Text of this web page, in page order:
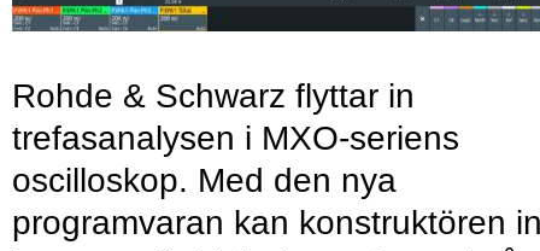
Rohde & Schwarz flyttar in
trefasanalysen i MXO-seriens
oscilloskop. Med den nya
programvaran kan konstruktören